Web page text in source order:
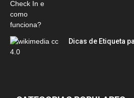
Dicas de Etiqueta